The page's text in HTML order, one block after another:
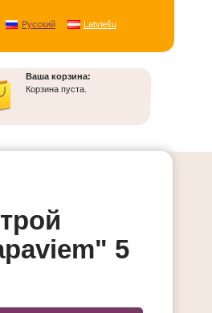
Ваша корзина:
Корзина пуста.
Русский Latviešu
5